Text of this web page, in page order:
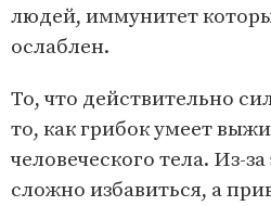
людей, иммунитет
ослаблен.
То, что действительно
то, как грибок умеет
человеческого тела. Из-
сложно избавиться, а